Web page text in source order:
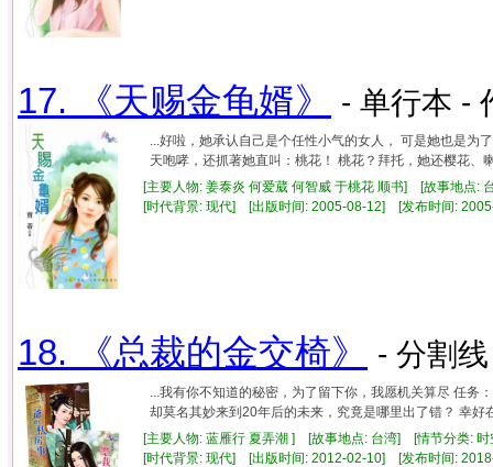
17. 《天赐金龟婿》 - 单行本 -
...好啦，她承认自己是个任性小气的女人， 可是她也是
天咆哮，还抓著她直叫：桃花！ 桃花？拜托，她还樱花、
[主要人物: 姜泰炎 何爱葳 何智威 于桃花 顺书] [故事地点:
[时代背景: 现代] [出版时间: 2005-08-12] [发布时间:
18. 《总裁的金交椅》 - 分割
...我有你不知道的秘密，为了留下你，我愿机关算尽 任
却莫名其妙来到20年后的未来，究竟是哪里出了错？ 幸好
[主要人物: 蓝雁行 夏弄潮 ] [故事地点: 台湾] [情节分类: 时
[时代背景: 现代] [出版时间: 2012-02-10] [发布时间: